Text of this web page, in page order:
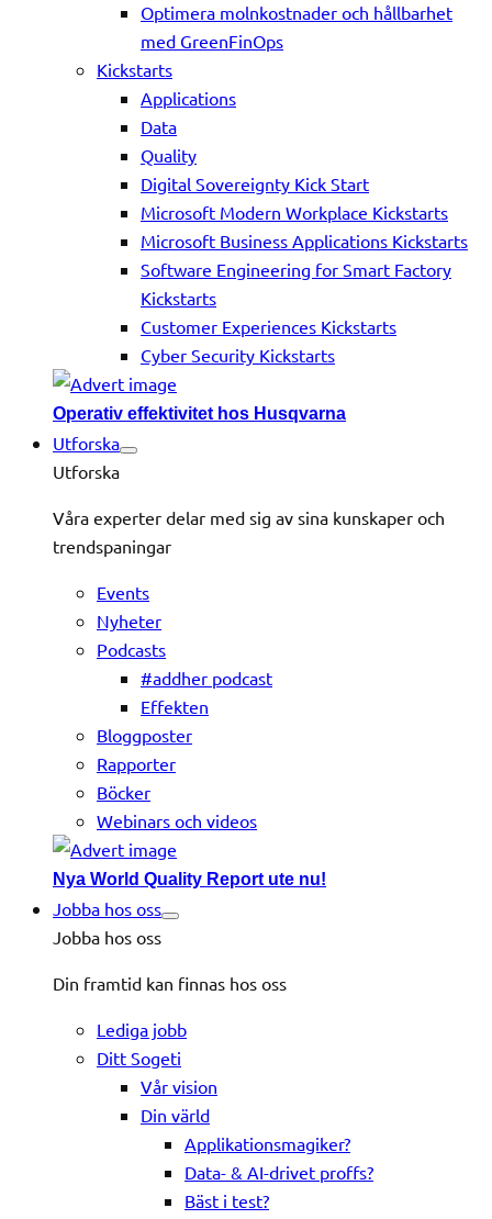
Optimera molnkostnader och hållbarhet
med GreenFinOps
Kickstarts
Applications
Data
Quality
Digital Sovereignty Kick Start
Microsoft Modern Workplace Kickstarts
Microsoft Business Applications Kickstarts
Software Engineering for Smart Factory
Kickstarts
Customer Experiences Kickstarts
Cyber Security Kickstarts
Operativ effektivitet hos Husqvarna
Utforska
Utforska
Våra experter delar med sig av sina kunskaper och
trendspaningar
Events
Nyheter
Podcasts
#addher podcast
Effekten
Bloggposter
Rapporter
Böcker
Webinars och videos
Nya World Quality Report ute nu!
Jobba hos oss
Jobba hos oss
Din framtid kan finnas hos oss
Lediga jobb
Ditt Sogeti
Vår vision
Din värld
Applikationsmagiker?
Data- & AI-drivet proffs?
Bäst i test?